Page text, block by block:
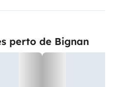
perto de Bignan